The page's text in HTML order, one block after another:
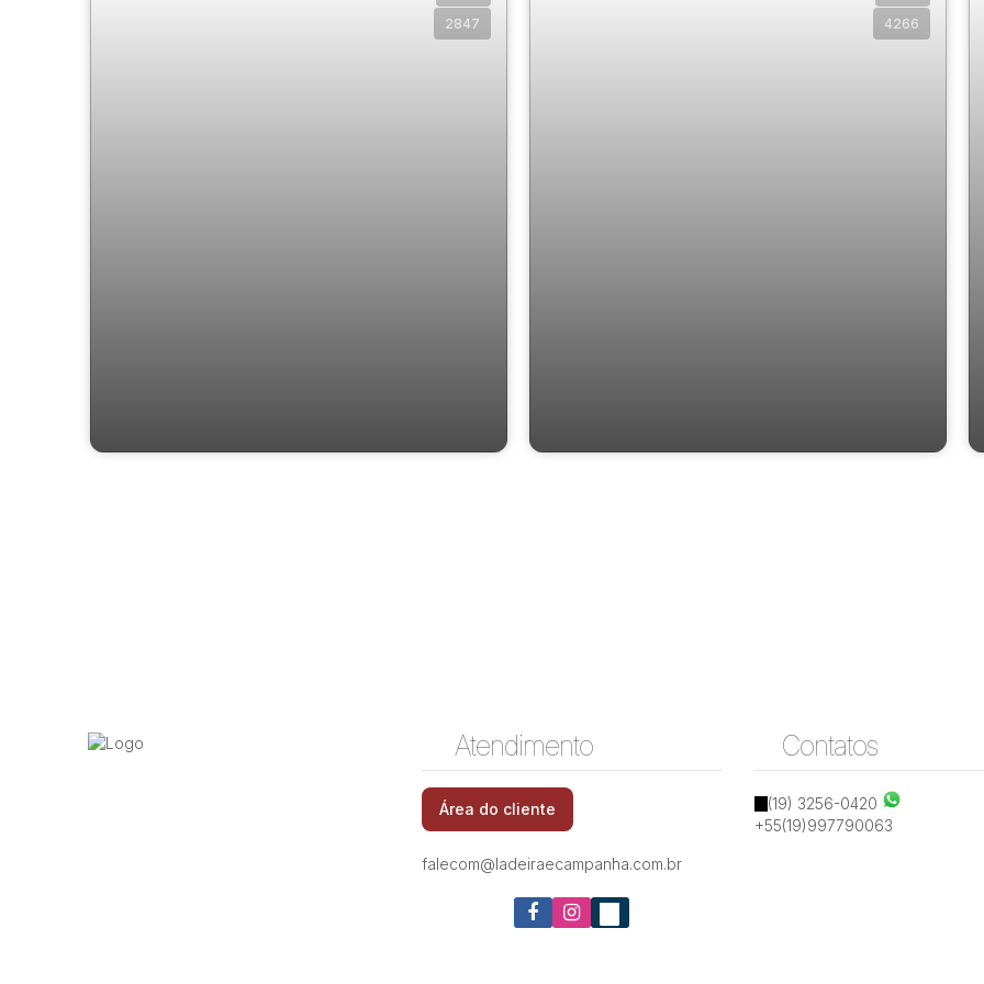
2847
Jardim Botânico (Sousas), Campinas, São Paulo,
4266
Rua José Martins Ladeira, 13032-560, Jardim
Bonfim, Campinas, São Paulo, Brasil
Atendimento
Área do cliente
falecom@ladeiraecampanha.com.br
Contatos
(19) 3256-0420
+55(19)997790063